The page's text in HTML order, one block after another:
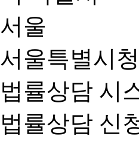
서울특별시
법률상담 시
법률상담 신